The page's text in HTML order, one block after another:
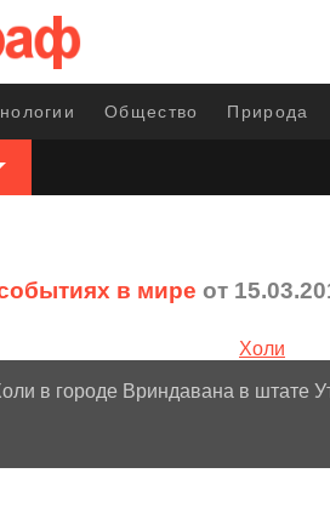
Общество Природа
в мире от
в городе Вриндавана в штате